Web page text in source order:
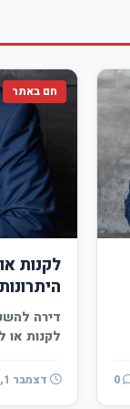
חם באתר
לקנות
דירה
לקנות או
דצמבר 1, 2021